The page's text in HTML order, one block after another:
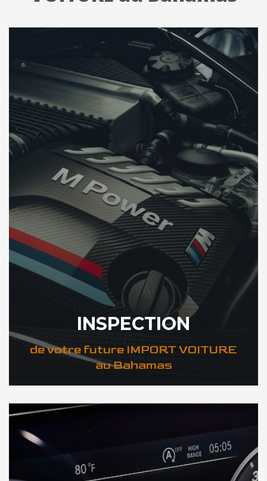
INSPECTION
de votre future IMPORT VOITURE
au Bahamas
DÉCOUVREZ VOTRE INSPECTION AUTO au Bahamas